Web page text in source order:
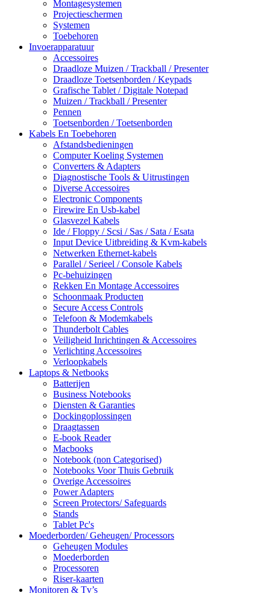
Montagesystemen
Projectieschermen
Systemen
Toebehoren
Invoerapparatuur
Accessoires
Draadloze Muizen / Trackball / Presenter
Draadloze Toetsenborden / Keypads
Grafische Tablet / Digitale Notepad
Muizen / Trackball / Presenter
Pennen
Toetsenborden / Toetsenborden
Kabels En Toebehoren
Afstandsbedieningen
Computer Koeling Systemen
Converters & Adapters
Diagnostische Tools & Uitrustingen
Diverse Accessoires
Electronic Components
Firewire En Usb-kabel
Glasvezel Kabels
Ide / Floppy / Scsi / Sas / Sata / Esata
Input Device Uitbreiding & Kvm-kabels
Netwerken Ethernet-kabels
Parallel / Serieel / Console Kabels
Pc-behuizingen
Rekken En Montage Accessoires
Schoonmaak Producten
Secure Access Controls
Telefoon & Modemkabels
Thunderbolt Cables
Veiligheid Inrichtingen & Accessoires
Verlichting Accessoires
Verloopkabels
Laptops & Netbooks
Batterijen
Business Notebooks
Diensten & Garanties
Dockingoplossingen
Draagtassen
E-book Reader
Macbooks
Notebook (non Categorised)
Notebooks Voor Thuis Gebruik
Overige Accessoires
Power Adapters
Screen Protectors/ Safeguards
Stands
Tablet Pc's
Moederborden/ Geheugen/ Processors
Geheugen Modules
Moederborden
Processoren
Riser-kaarten
Monitoren & Tv’s